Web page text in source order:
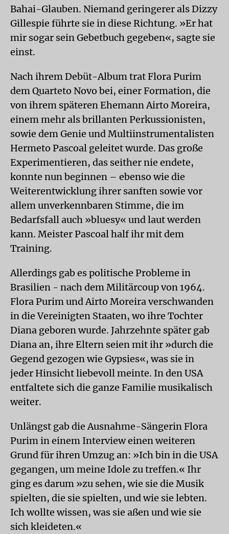
Bahai-Glauben. Niemand geringerer als Dizzy
Gillespie führte sie in diese Richtung. »Er hat
mir sogar sein Gebetbuch gegeben«, sagte sie
einst.
Nach ihrem Debüt-Album trat Flora Purim
dem Quarteto Novo bei, einer Formation, die
von ihrem späteren Ehemann Airto Moreira,
einem mehr als brillanten Perkussionisten,
sowie dem Genie und Multiinstrumentalisten
Hermeto Pascoal geleitet wurde. Das große
Experimentieren, das seither nie endete,
konnte nun beginnen – ebenso wie die
Weiterentwicklung ihrer sanften sowie vor
allem unverkennbaren Stimme, die im
Bedarfsfall auch »bluesy« und laut werden
kann. Meister Pascoal half ihr mit dem
Training.
Allerdings gab es politische Probleme in
Brasilien - nach dem Militärcoup von 1964.
Flora Purim und Airto Moreira verschwanden
in die Vereinigten Staaten, wo ihre Tochter
Diana geboren wurde. Jahrzehnte später gab
Diana an, ihre Eltern seien mit ihr »durch die
Gegend gezogen wie Gypsies«, was sie in
jeder Hinsicht liebevoll meinte. In den USA
entfaltete sich die ganze Familie musikalisch
weiter.
Unlängst gab die Ausnahme-Sängerin Flora
Purim in einem Interview einen weiteren
Grund für ihren Umzug an: »Ich bin in die USA
gegangen, um meine Idole zu treffen.« Ihr
ging es darum »zu sehen, wie sie die Musik
spielten, die sie spielten, und wie sie lebten.
Ich wollte wissen, was sie aßen und wie sie
sich kleideten.«